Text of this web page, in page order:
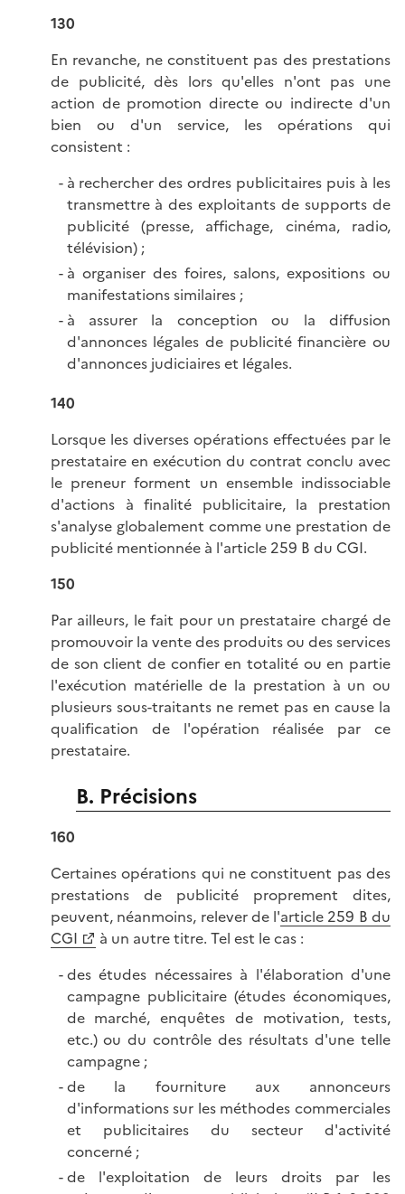
130
En revanche, ne constituent pas des prestations
de publicité, dès lors qu'elles n'ont pas une
action de promotion directe ou indirecte d'un
bien ou d'un service, les opérations qui
consistent :
à rechercher des ordres publicitaires puis à les
transmettre à des exploitants de supports de
publicité (presse, affichage, cinéma, radio,
télévision) ;
à organiser des foires, salons, expositions ou
manifestations similaires ;
à assurer la conception ou la diffusion
d'annonces légales de publicité financière ou
d'annonces judiciaires et légales.
140
Lorsque les diverses opérations effectuées par le
prestataire en exécution du contrat conclu avec
le preneur forment un ensemble indissociable
d'actions à finalité publicitaire, la prestation
s'analyse globalement comme une prestation de
publicité mentionnée à l'article 259 B du CGI.
150
Par ailleurs, le fait pour un prestataire chargé de
promouvoir la vente des produits ou des services
de son client de confier en totalité ou en partie
l'exécution matérielle de la prestation à un ou
plusieurs sous-traitants ne remet pas en cause la
qualification de l'opération réalisée par ce
prestataire.
B. Précisions
160
Certaines opérations qui ne constituent pas des
prestations de publicité proprement dites,
peuvent, néanmoins, relever de l'article 259 B du
CGI
à un autre titre. Tel est le cas :
des études nécessaires à l'élaboration d'une
campagne publicitaire (études économiques,
de marché, enquêtes de motivation, tests,
etc.) ou du contrôle des résultats d'une telle
campagne ;
de la fourniture aux annonceurs
d'informations sur les méthodes commerciales
et publicitaires du secteur d'activité
concerné ;
de l'exploitation de leurs droits par les